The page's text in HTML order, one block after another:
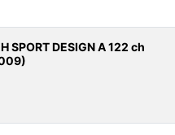
SPORT DESIGN A 122 ch